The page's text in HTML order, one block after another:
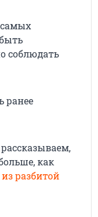
соблюдать
ранее
как
разбитой